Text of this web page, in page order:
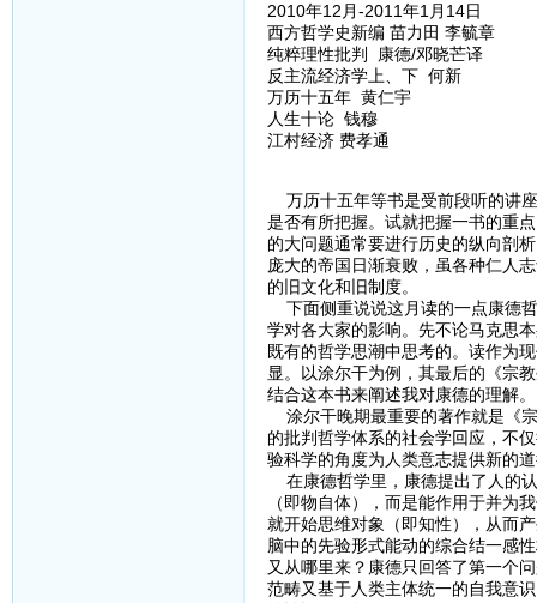
2010年12月-2011年1月14日
西方哲学史新编 苗力田 李毓章
纯粹理性批判 康德/邓晓芒译
反主流经济学上、下 何新
万历十五年 黄仁宇
人生十论 钱穆
江村经济 费孝通
万历十五年等书是受前段听的讲
是否有所把握。试就把握一书的重
的大问题通常要进行历史的纵向剖
庞大的帝国日渐衰败，虽各种仁人
的旧文化和旧制度。
下面侧重说说这月读的一点康德
学对各大家的影响。先不论马克思
既有的哲学思潮中思考的。读作为
显。以涂尔干为例，其最后的《宗
结合这本书来阐述我对康德的理解。
涂尔干晚期最重要的著作就是《
的批判哲学体系的社会学回应，不
验科学的角度为人类意志提供新的
在康德哲学里，康德提出了人的
（即物自体），而是能作用于并为
就开始思维对象（即知性），从而
脑中的先验形式能动的综合结一感
又从哪里来？康德只回答了第一个
范畴又基于人类主体统一的自我意